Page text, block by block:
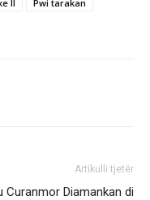
II
Pwi tarakan
Artikulli tjetër
Curanmor Diamankan di